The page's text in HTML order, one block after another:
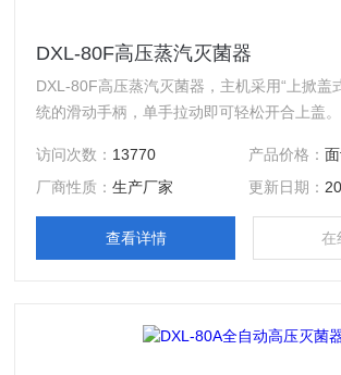
DXL-80F高压蒸汽灭菌器
DXL-80F高压蒸汽灭菌器，主机采用“上掀盖
统的滑动手柄，单手拉动即可轻松开合上盖。
有效提高腔盖与腔体的密封连接锁紧，预防误
故，不受电磁干扰影响。
访问次数： 13770 产品价格：
厂商性质：生产厂家 更新日期：
查看详情 在